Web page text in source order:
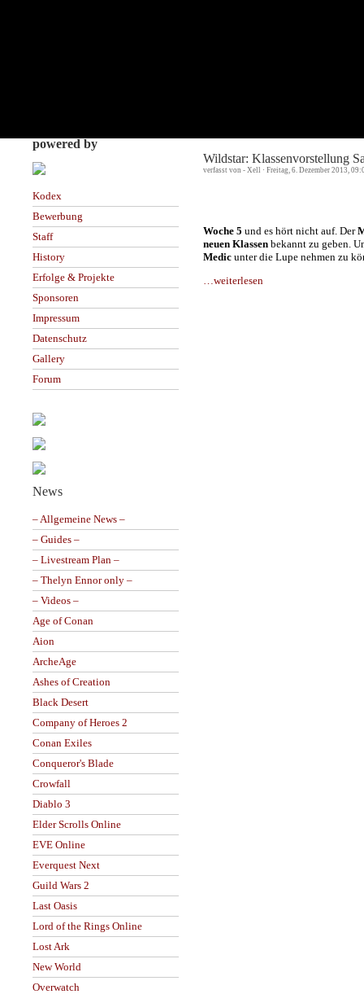
powered by
Kodex
Bewerbung
Staff
History
Erfolge & Projekte
Sponsoren
Impressum
Datenschutz
Gallery
Forum
News
– Allgemeine News –
– Guides –
– Livestream Plan –
– Thelyn Ennor only –
– Videos –
Age of Conan
Aion
ArcheAge
Ashes of Creation
Black Desert
Company of Heroes 2
Conan Exiles
Conqueror's Blade
Crowfall
Diablo 3
Elder Scrolls Online
EVE Online
Everquest Next
Guild Wars 2
Last Oasis
Lord of the Rings Online
Lost Ark
New World
Overwatch
Wildstar: Klassenvorstellung
verfasst von - Xell · Freitag, 6. Dezember 2013,
Woche 5 und es hört nicht auf. Der
neuen Klassen bekannt zu geben.
Medic unter die Lupe nehmen zu
…weiterlesen